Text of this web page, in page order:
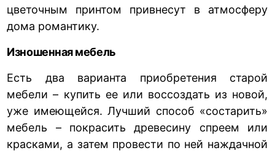
цветочным принтом привнесут в атмосферу
дома романтику.
Изношенная мебель
Есть два варианта приобретения старой
мебели – купить ее или воссоздать из новой,
уже имеющейся. Лучший способ «состарить»
мебель – покрасить древесину спреем или
красками, а затем провести по ней наждачной